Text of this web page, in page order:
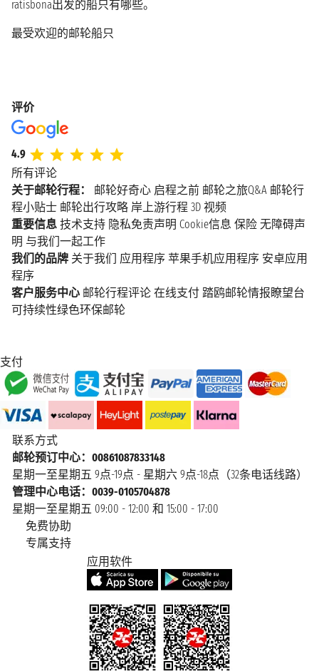
ratisbona出发的船只有哪些。
最受欢迎的邮轮船只
评价
4.9
所有评论
关于邮轮行程：
邮轮好奇心 启程之前 邮轮之旅Q&A 邮轮行
程小贴士 邮轮出行攻略 岸上游行程 3D 视频
重要信息 技术支持 隐私免责声明 Cookie信息 保险 无障碍声
明 与我们一起工作
我们的品牌 关于我们 应用程序 苹果手机应用程序 安卓应用
程序
客户服务中心 邮轮行程评论 在线支付 踏鸥邮轮情报瞭望台
可持续性绿色环保邮轮
支付
联系方式
邮轮预订中心：00861087833148
星期一至星期五 9点-19点 - 星期六 9点-18点（32条电话线路）
管理中心电话：0039-0105704878
星期一至星期五 09:00 - 12:00 和 15:00 - 17:00
免费协助
专属支持
应用软件